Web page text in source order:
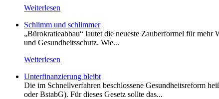
Weiterlesen
Schlimm und schlimmer
„Bürokratieabbau“ lautet die neueste Zauberformel für
und Gesundheitsschutz. Wie...
Weiterlesen
Unterfinanzierung bleibt
Die im Schnellverfahren beschlossene Gesundheitsreform
oder BstabG). Für dieses Gesetz sollte das...